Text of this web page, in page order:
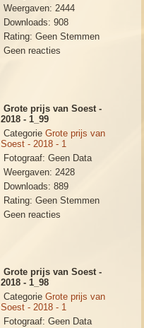
Weergaven: 2444
Downloads: 908
Rating: Geen Stemmen
Geen reacties
Grote prijs van Soest -
2018 - 1_99
Categorie Grote prijs van
Soest - 2018 - 1
Fotograaf: Geen Data
Weergaven: 2428
Downloads: 889
Rating: Geen Stemmen
Geen reacties
Grote prijs van Soest -
2018 - 1_98
Categorie Grote prijs van
Soest - 2018 - 1
Fotograaf: Geen Data